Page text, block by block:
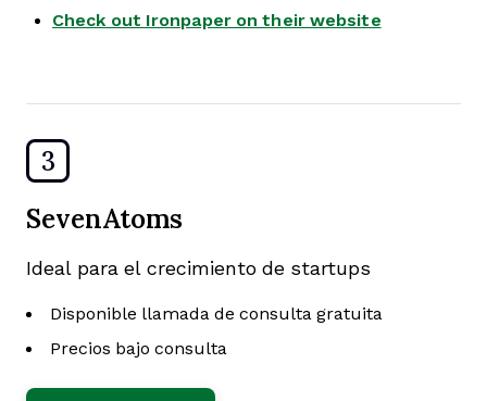
Check out Ironpaper on their website
3
SevenAtoms
Ideal para el crecimiento de startups
Disponible llamada de consulta gratuita
Precios bajo consulta